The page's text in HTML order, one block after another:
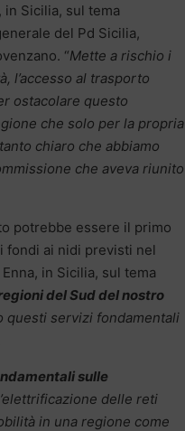
, in Sicilia, sul tema
del Pd Sicilia,
“Mette a rischio i
l’accesso al trasporto
ostacolare questo
che solo per la propria
chiaro che abbiamo
che aveva riunito
potrebbe essere il primo
fondi ai nidi previsti nel
in Sicilia, sul tema
del Sud del nostro
questi servizi fondamentali
sulle
delle reti
in una regione come